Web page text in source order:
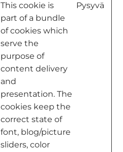
This cookie is
part of a bundle
of cookies which
serve the
purpose of
content delivery
and
presentation. The
cookies keep the
correct state of
font, blog/picture
sliders, color
Pysyvä